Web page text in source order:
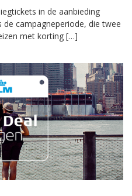
in de aanbieding
de campagneperiode, die twee
met korting […]